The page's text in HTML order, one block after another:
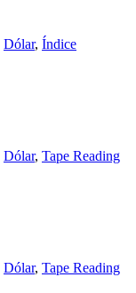
Dólar, Índice
Dólar, Tape Reading
Dólar, Tape Reading